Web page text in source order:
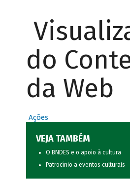
do
da Web
Ações
VEJA TAMBÉM
O BNDES e o apoio à cultura
Patrocínio a eventos culturais